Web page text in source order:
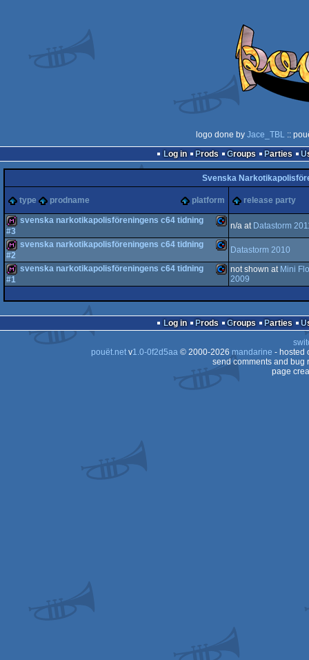
logo done by Jace_TBL ::
Log in
Prods Groups Parties
Svenska
type prodname platform release party
diskmag Commodore
64
svenska narkotikapolisföreningens c64 tidning
#3
n/a at Datastorm
diskmag Commodore
svenska narkotikapolisföreningens c64 tidning
#2
Datastorm 2010
diskmag Commodore
64
svenska narkotikapolisföreningens c64 tidning
#1
not shown at Mini
2009
Log in Prods Groups Parties
pouët.netv1.0-0f2d5aa© 2000-2026 mandarine - hosted
send comments and bug
page